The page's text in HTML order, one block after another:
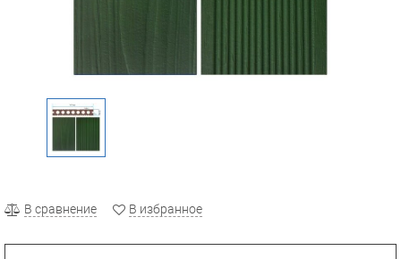
В сравнение В избранное